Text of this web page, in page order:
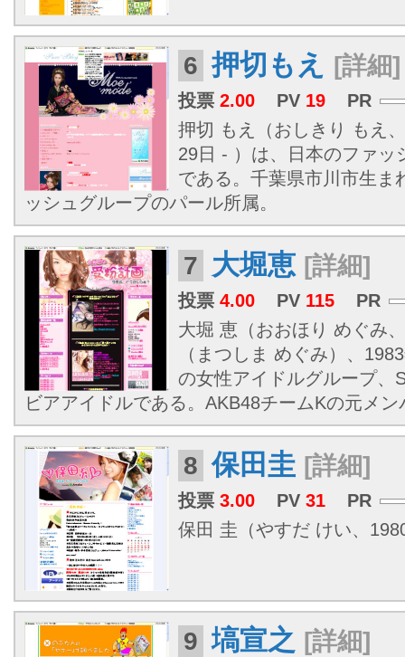
6 押切もえ [詳細]
投票 2.00 PV 19
PR
押切 もえ（おしきり もえ
29日 - ）は、日本のファッ
である。 千葉県市川市生ま
ッシュグループのパール所属。
7 大堀恵 [詳細]
投票 4.00 PV 115
PR
大堀 恵（おおほり めぐみ
（まつしま めぐみ）、
の女性アイドルグループ、
ビアアイドルである。AKB48チームKの元メン
8 保田圭 [詳細]
投票 3.00 PV 31
PR
保田 圭（やすだ けい、
9 塙宣之 [詳細]